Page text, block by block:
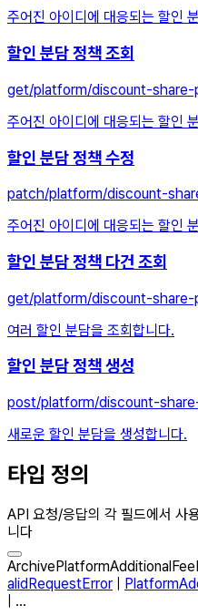
주어진 아이디에 대응되는 할인
할인 분담 정책 조회
get/platform/discount-
주어진 아이디에 대응되는 할인
할인 분담 정책 수정
patch/platform/discount-
주어진 아이디에 대응되는 할인
할인 분담 정책 다건 조회
get/platform/discount-share-
여러 할인 분담을 조회합니다.
할인 분담 정책 생성
post/platform/discount-
새로운 할인 분담을 생성합니다.
타입 정의
API 요청/응답의 각 필드에서 사
니다
alidRequestError
| ...